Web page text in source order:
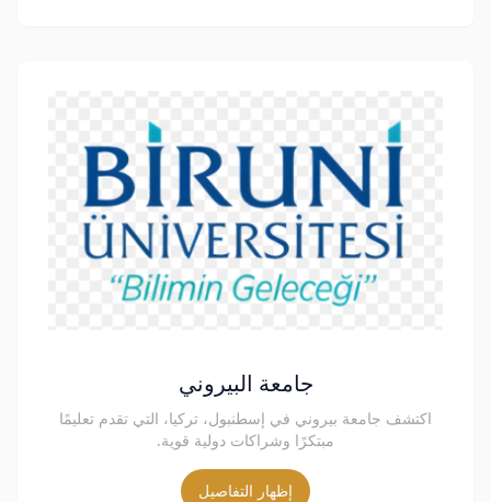
جامعة البيروني
اكتشف جامعة بيروني في إسطنبول، تركيا، التي تقدم تعليمًا
مبتكرًا وشراكات دولية قوية.
إظهار التفاصيل